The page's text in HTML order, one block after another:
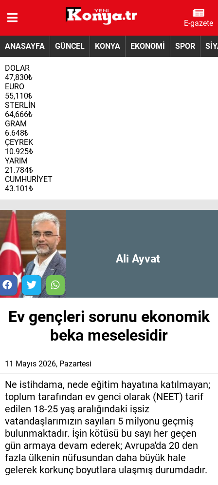
E-gazete
ANASAYFA GÜNCEL KONYA EKONOMİ SPOR
DOLAR
47,830₺
EURO
55,110₺
STERLİN
64,666₺
GRAM
6.648₺
ÇEYREK
10.925₺
YARIM
21.784₺
CUMHURİYET
43.101₺
Ali Ayvat
Ev gençleri sorunu ekonomik
beka meselesidir
11 Mayıs 2026, Pazartesi
Ne istihdama, nede eğitim hayatına katılmayan;
toplum tarafından ev genci olarak (NEET) tarif
edilen 18-25 yaş aralığındaki işsiz
vatandaşlarımızın sayıları 5 milyonu geçmiş
bulunmaktadır. İşin kötüsü bu sayı her geçen
gün armaya devam ederek; Avrupa'da 20 den
fazla ülkenin nüfusundan daha büyük hale
gelerek korkunç boyutlara ulaşmış durumdadır.